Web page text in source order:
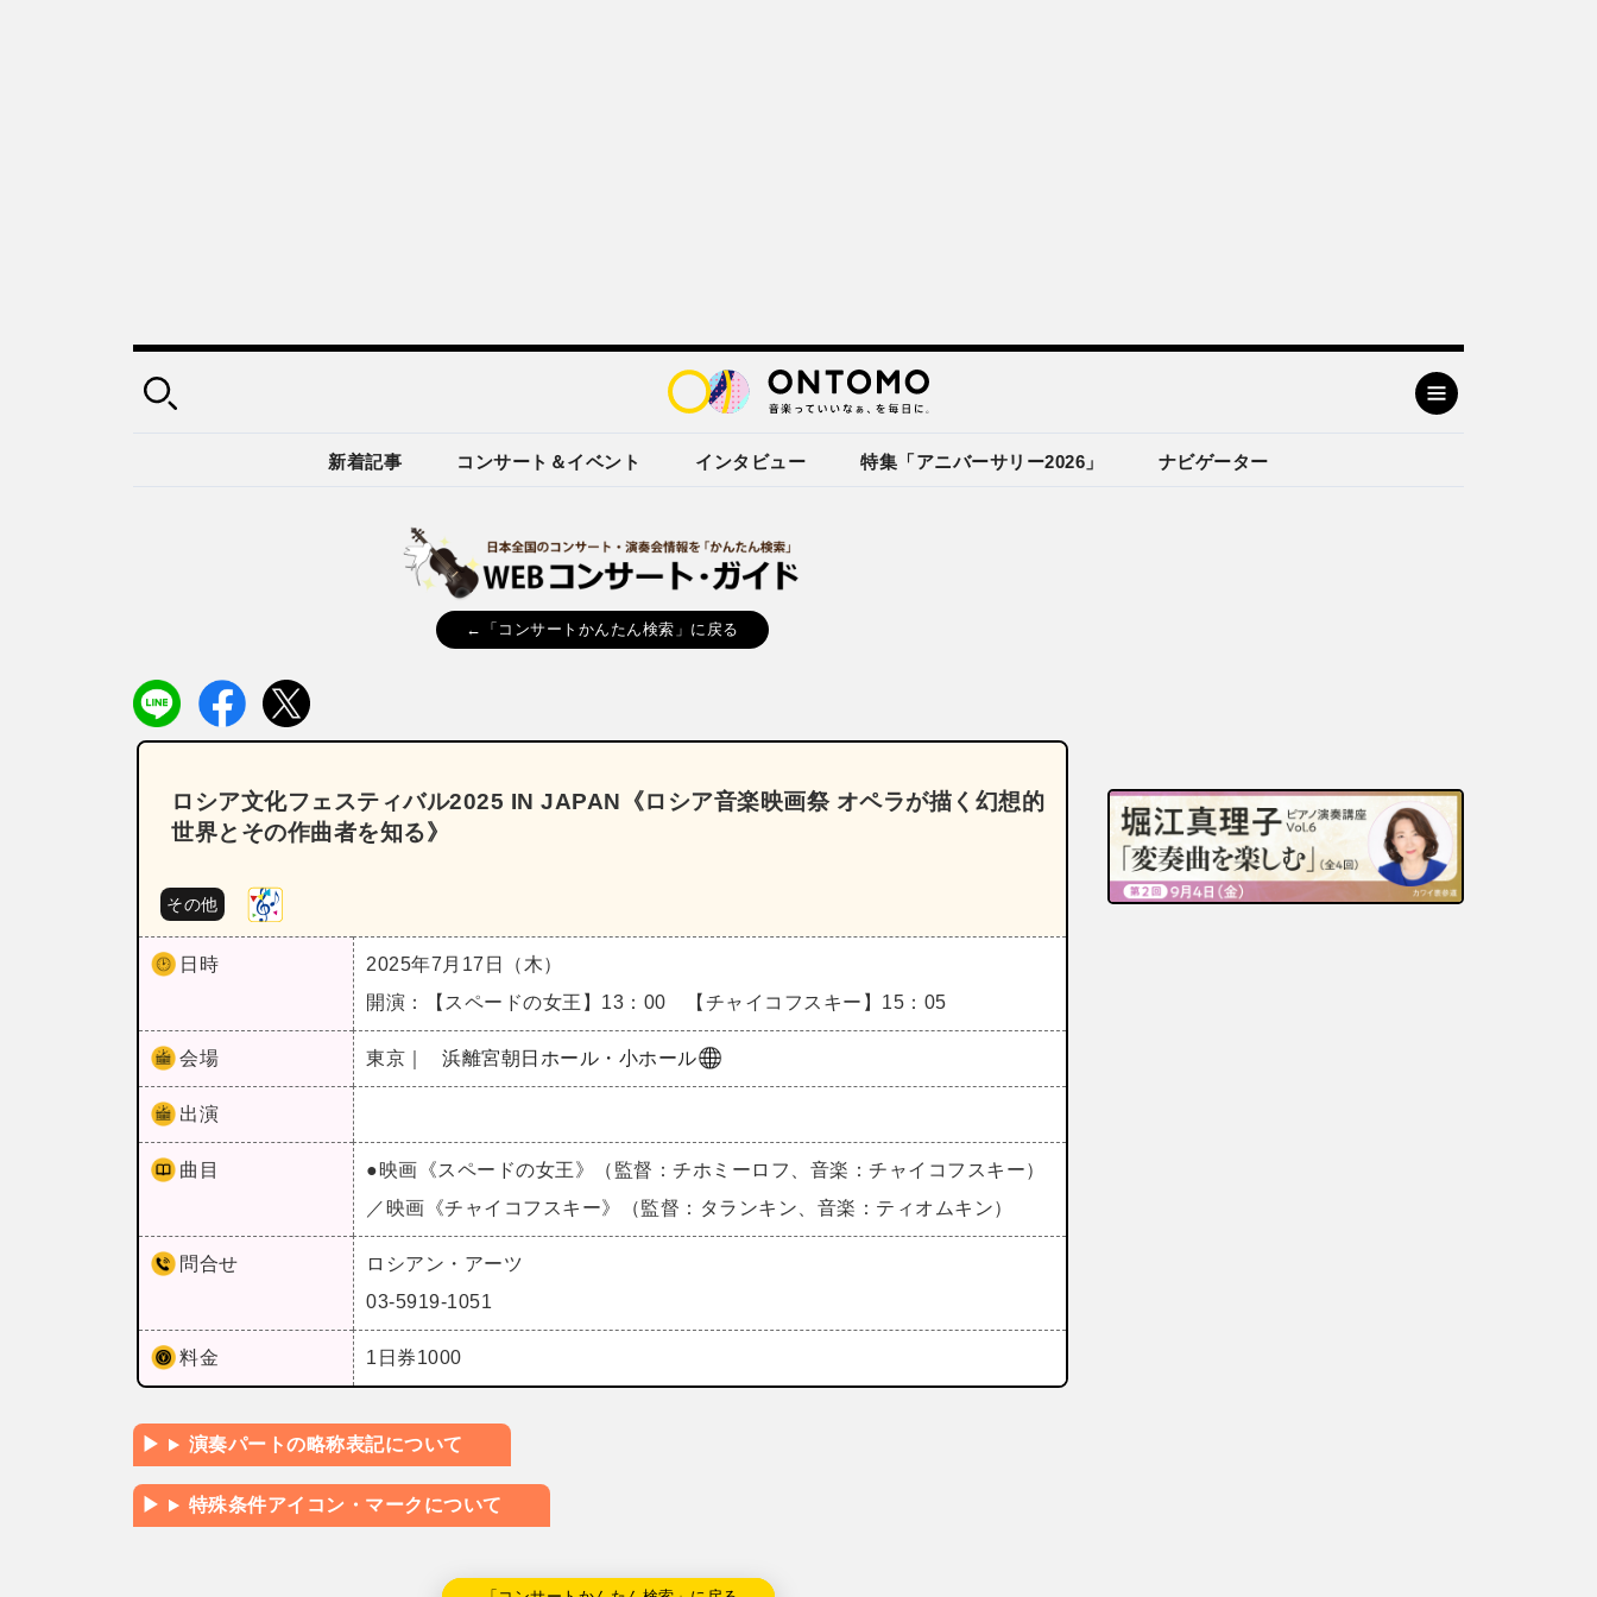
新着記事 コンサート＆イベント インタビュー 特集「アニバーサリー2026」 ナビゲーター
←「コンサートかんたん検索」に戻る
ロシア文化フェスティバル2025 IN JAPAN《ロシア音楽映画祭 オペラが描く幻想的
世界とその作曲者を知る》
その他
日時
2025年7月17日（木）
開演：【スペードの女王】13：00 【チャイコフスキー】15：05
会場 東京｜ 浜離宮朝日ホール・小ホール
出演
曲目
●映画《スペードの女王》（監督：チホミーロフ、音楽：チャイコフスキー）
／映画《チャイコフスキー》（監督：タランキン、音楽：ティオムキン）
問合せ
ロシアン・アーツ
03-5919-1051
料金 1日券1000
演奏パートの略称表記について
特殊条件アイコン・マークについて